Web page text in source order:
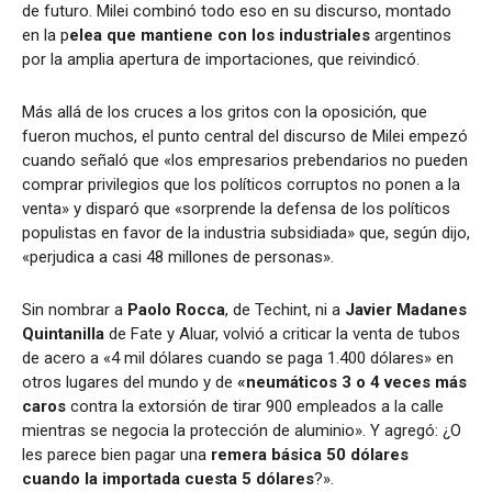
de futuro. Milei combinó todo eso en su discurso, montado
en la pelea que mantiene con los industriales argentinos
por la amplia apertura de importaciones, que reivindicó.
Más allá de los cruces a los gritos con la oposición, que
fueron muchos, el punto central del discurso de Milei empezó
cuando señaló que «los empresarios prebendarios no pueden
comprar privilegios que los políticos corruptos no ponen a la
venta» y disparó que «sorprende la defensa de los políticos
populistas en favor de la industria subsidiada» que, según dijo,
«perjudica a casi 48 millones de personas».
Sin nombrar a Paolo Rocca, de Techint, ni a Javier Madanes
Quintanilla de Fate y Aluar, volvió a criticar la venta de tubos
de acero a «4 mil dólares cuando se paga 1.400 dólares» en
otros lugares del mundo y de «neumáticos 3 o 4 veces más
caros contra la extorsión de tirar 900 empleados a la calle
mientras se negocia la protección de aluminio». Y agregó: ¿O
les parece bien pagar una remera básica 50 dólares
cuando la importada cuesta 5 dólares?».